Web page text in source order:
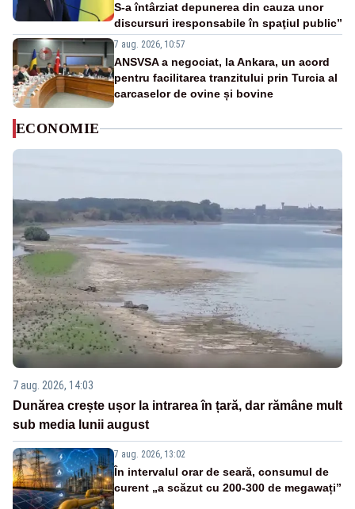
S-a întârziat depunerea din cauza unor
discursuri iresponsabile în spaţiul public”
7 aug. 2026, 10:57
ANSVSA a negociat, la Ankara, un acord
pentru facilitarea tranzitului prin Turcia al
carcaselor de ovine și bovine
ECONOMIE
7 aug. 2026, 14:03
Dunărea crește ușor la intrarea în țară, dar rămâne mult
sub media lunii august
7 aug. 2026, 13:02
În intervalul orar de seară, consumul de
curent „a scăzut cu 200-300 de megawați”